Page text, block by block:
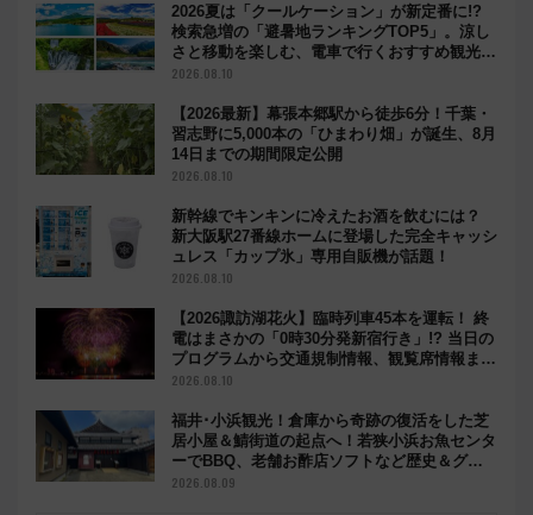
2026夏は「クールケーション」が新定番に!?
検索急増の「避暑地ランキングTOP5」。涼し
さと移動を楽しむ、電車で行くおすすめ観光情
報も
2026.08.10
【2026最新】幕張本郷駅から徒歩6分！千葉・
習志野に5,000本の「ひまわり畑」が誕生、8月
14日までの期間限定公開
2026.08.10
新幹線でキンキンに冷えたお酒を飲むには？
新大阪駅27番線ホームに登場した完全キャッシ
ュレス「カップ氷」専用自販機が話題！
2026.08.10
【2026諏訪湖花火】臨時列車45本を運転！ 終
電はまさかの「0時30分発新宿行き」!? 当日の
プログラムから交通規制情報、観覧席情報まで
徹底解説
2026.08.10
福井･小浜観光！倉庫から奇跡の復活をした芝
居小屋＆鯖街道の起点へ！若狭小浜お魚センタ
ーでBBQ、老舗お酢店ソフトなど歴史＆グル
メ散歩
2026.08.09